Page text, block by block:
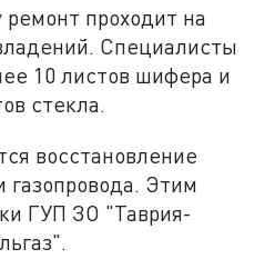
проходит на
Специалисты
10 листов шифера и
стекла.
восстановление
Этим
ГУП ЗО "Таврия-